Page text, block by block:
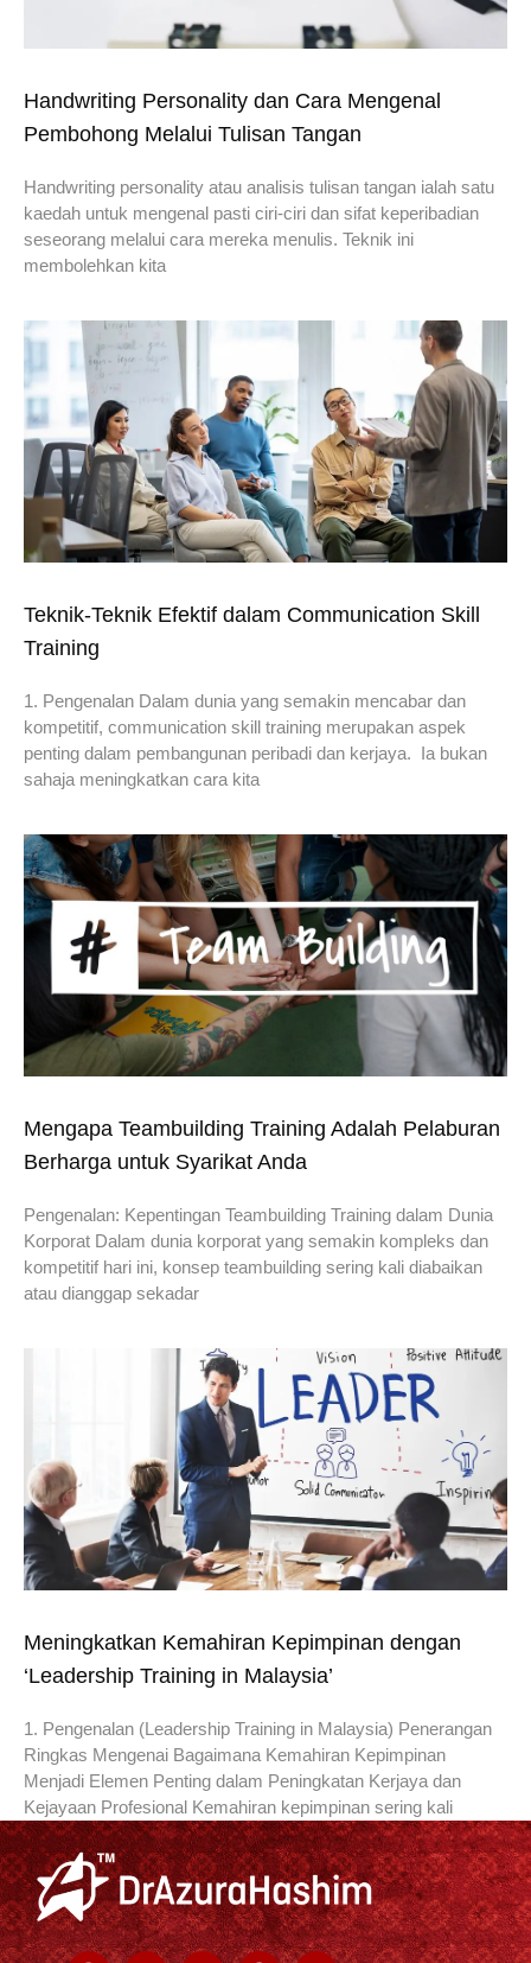
Handwriting Personality dan Cara Mengenal
Pembohong Melalui Tulisan Tangan
Handwriting personality atau analisis tulisan tangan ialah satu
kaedah untuk mengenal pasti ciri-ciri dan sifat keperibadian
seseorang melalui cara mereka menulis. Teknik ini
membolehkan kita
Teknik-Teknik Efektif dalam Communication Skill
Training
1. Pengenalan Dalam dunia yang semakin mencabar dan
kompetitif, communication skill training merupakan aspek
penting dalam pembangunan peribadi dan kerjaya. Ia bukan
sahaja meningkatkan cara kita
Mengapa Teambuilding Training Adalah Pelaburan
Berharga untuk Syarikat Anda
Pengenalan: Kepentingan Teambuilding Training dalam Dunia
Korporat Dalam dunia korporat yang semakin kompleks dan
kompetitif hari ini, konsep teambuilding sering kali diabaikan
atau dianggap sekadar
Meningkatkan Kemahiran Kepimpinan dengan
‘Leadership Training in Malaysia’
1. Pengenalan (Leadership Training in Malaysia) Penerangan
Ringkas Mengenai Bagaimana Kemahiran Kepimpinan
Menjadi Elemen Penting dalam Peningkatan Kerjaya dan
Kejayaan Profesional Kemahiran kepimpinan sering kali